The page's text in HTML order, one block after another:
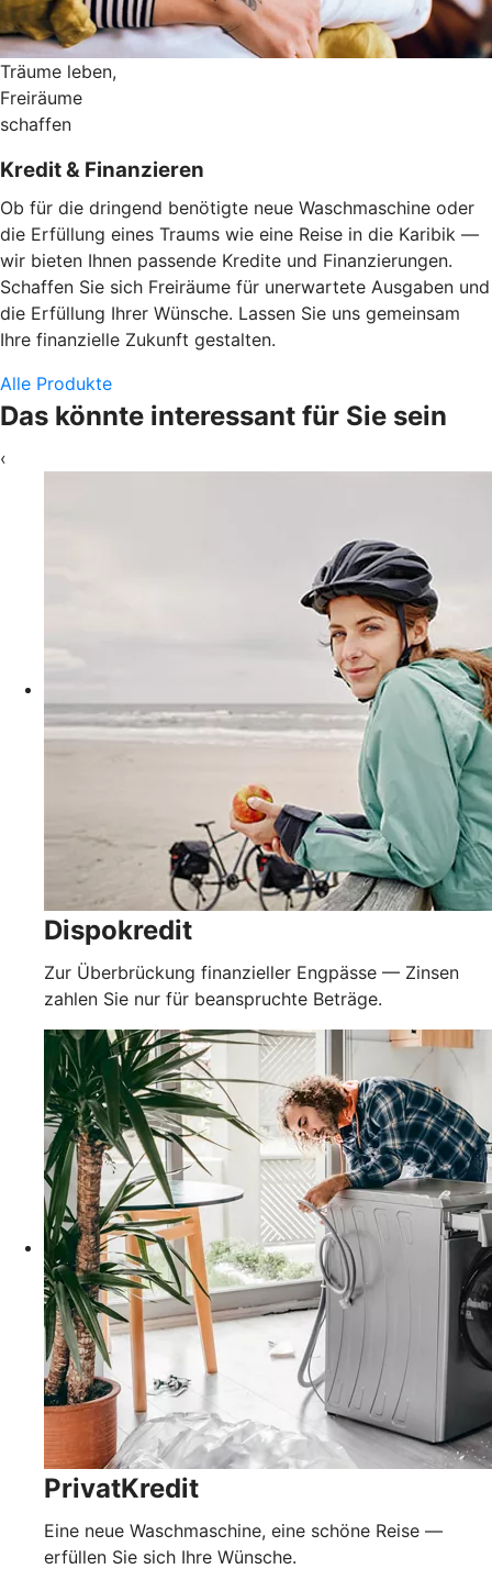
Träume leben,
Freiräume
schaffen
Kredit & Finanzieren
Ob für die dringend benötigte neue Waschmaschine oder
die Erfüllung eines Traums wie eine Reise in die Karibik —
wir bieten Ihnen passende Kredite und Finanzierungen.
Schaffen Sie sich Freiräume für unerwartete Ausgaben und
die Erfüllung Ihrer Wünsche. Lassen Sie uns gemeinsam
Ihre finanzielle Zukunft gestalten.
Alle Produkte
Das könnte interessant für Sie sein
‹
Dispokredit
Zur Überbrückung finanzieller Engpässe — Zinsen
zahlen Sie nur für beanspruchte Beträge.
PrivatKredit
Eine neue Waschmaschine, eine schöne Reise —
erfüllen Sie sich Ihre Wünsche.